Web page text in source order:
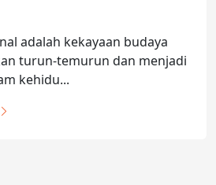
adalah kekayaan budaya
turun-temurun dan menjadi
kehidu...